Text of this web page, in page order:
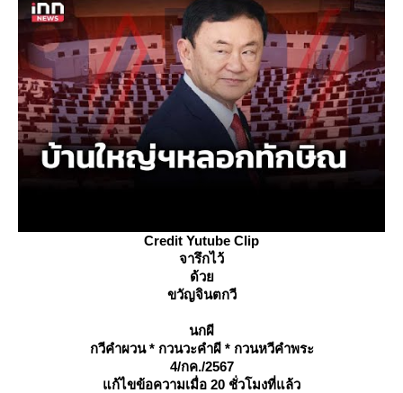
Credit Yutube Clip
จารึกไว้
ด้ว
ขวัญจินตกวี
นกผี
กวีคำผวน * กวนวะคำผี * กวนหวีคำพระ
4/กค./2567
ก้ไขข้อความเมื่อ 20 ชั่วโมงที่แล้ว